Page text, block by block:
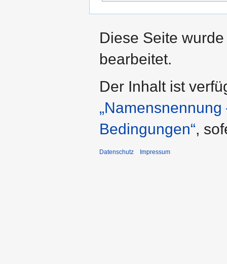
Diese Seite
bearbeitet.
Der Inhalt ist
Bedingungen“,
Datenschutz Impressum